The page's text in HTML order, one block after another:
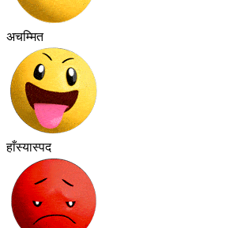
अचम्मित
हाँस्यास्पद